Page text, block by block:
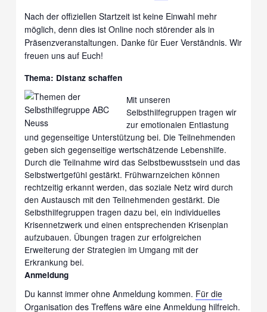
Nach der offiziellen Startzeit ist keine Einwahl mehr
möglich, denn dies ist Online noch störender als in
Präsenzveranstaltungen. Danke für Euer Verständnis. Wir
freuen uns auf Euch!
Thema: Distanz schaffen
Mit unseren
Selbsthilfegruppen tragen wir
zur emotionalen Entlastung
und gegenseitige Unterstützung bei. Die Teilnehmenden
geben sich gegenseitige wertschätzende Lebenshilfe.
Durch die Teilnahme wird das Selbstbewusstsein und das
Selbstwertgefühl gestärkt. Frühwarnzeichen können
rechtzeitig erkannt werden, das soziale Netz wird durch
den Austausch mit den Teilnehmenden gestärkt. Die
Selbsthilfegruppen tragen dazu bei, ein individuelles
Krisennetzwerk und einen entsprechenden Krisenplan
aufzubauen. Übungen tragen zur erfolgreichen
Erweiterung der Strategien im Umgang mit der
Erkrankung bei.
Anmeldung
Du kannst immer ohne Anmeldung kommen. Für die
Organisation des Treffens wäre eine Anmeldung hilfreich.